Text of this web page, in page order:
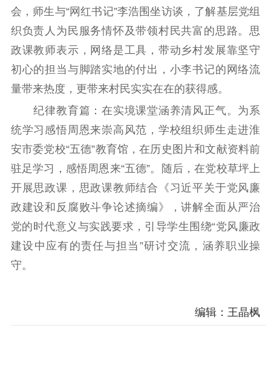
文化人才
数据资源
公共服务
新时代公民素养
提升资源库
新闻出版
政务服务
作品著作权
登记服务
科研创新
服务管理平台
智库服务
管理平台
文艺创作
服务管理
文化产业
统计分析
数字出版
审读服务
新闻发布工作备
案管理系统
电影
服务
理论宣讲
共建共享平台
政工继续教育学
习平台
会，师生与“网红书记”李浩围坐访谈，了解基层党组
织负责人为民服务情怀及带领村民共富的思路。思
政课教师表示，网络是工具，带动乡村发展靠坚守
初心的担当与脚踏实地的付出，小李书记的网络流
量带来热度，更带来村民实实在在的获得感。
纪律教育篇：在实境课堂涵养清风正气。为系
统学习感悟周恩来崇高风范，学校组织师生走进淮
安市委党校“五德”教育馆，在历史图片和文献资料前
驻足学习，感悟周恩来“五德”。随后，在党校草坪上
开展思政课，思政课教师结合《习近平关于党风廉
政建设和反腐败斗争论述摘编》，讲解全面从严治
党的时代意义与实践要求，引导学生围绕“党风廉政
建设中应有的责任与担当”研讨交流，涵养职业操
守。
编辑：王晶枫